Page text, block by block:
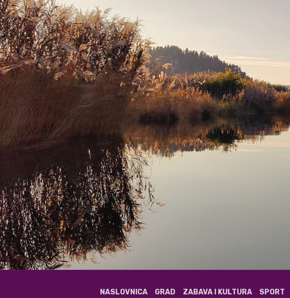
NASLOVNICA GRAD ZABAVA I KULTURA SPORT